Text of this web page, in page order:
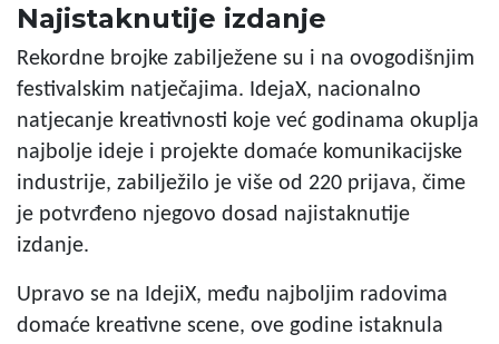
Najistaknutije izdanje
Rekordne brojke zabilježene su i na ovogodišnjim
festivalskim natječajima. IdejaX, nacionalno
natjecanje kreativnosti koje već godinama okuplja
najbolje ideje i projekte domaće komunikacijske
industrije, zabilježilo je više od 220 prijava, čime
je potvrđeno njegovo dosad najistaknutije
izdanje.
Upravo se na IdejiX, među najboljim radovima
domaće kreativne scene, ove godine istaknula